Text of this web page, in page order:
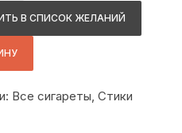
В СПИСОК ЖЕЛАНИЙ
Все сигареты ,Стики